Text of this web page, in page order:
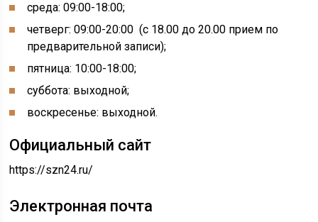
среда: 09:00-18:00;
четверг: 09:00-20:00 (с 18.00 до 20.00 прием по
предварительной записи);
пятница: 10:00-18:00;
суббота: выходной;
воскресенье: выходной.
Официальный сайт
https://szn24.ru/
Электронная почта